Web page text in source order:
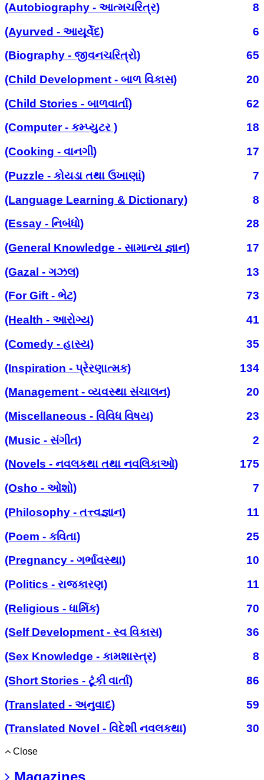
(Autobiography - આત્મચરિત્ર)
8
(Ayurved - આયૂર્વેદ)
6
(Biography - જીવનચરિત્રો)
65
(Child Development - બાળ વિકાસ)
20
(Child Stories - બાળવાર્તા)
62
(Computer - કમ્પ્યુટર )
18
(Cooking - વાનગી)
17
(Puzzle - કોયડા તથા ઉખાણાં)
7
(Language Learning & Dictionary)
8
(Essay - નિબંધો)
28
(General Knowledge - સામાન્ય જ્ઞાન)
17
(Gazal - ગઝલ)
13
(For Gift - ભેટ)
73
(Health - આરોગ્ય)
41
(Comedy - હાસ્ય)
35
(Inspiration - પ્રેરણાત્મક)
134
(Management - વ્યવસ્થા સંચાલન)
20
(Miscellaneous - વિવિધ વિષય)
23
(Music - સંગીત)
2
(Novels - નવલકથા તથા નવલિકાઓ)
175
(Osho - ઓશો)
7
(Philosophy - તત્ત્વજ્ઞાન)
11
(Poem - કવિતા)
25
(Pregnancy - ગર્ભાવસ્થા)
10
(Politics - રાજકારણ)
11
(Religious - ધાર્મિક)
70
(Self Development - સ્વ વિકાસ)
36
(Sex Knowledge - કામશાસ્ત્ર)
8
(Short Stories - ટૂંકી વાર્તા)
86
(Translated - અનુવાદ)
59
(Translated Novel - વિદેશી નવલકથા)
30
Close
Magazines